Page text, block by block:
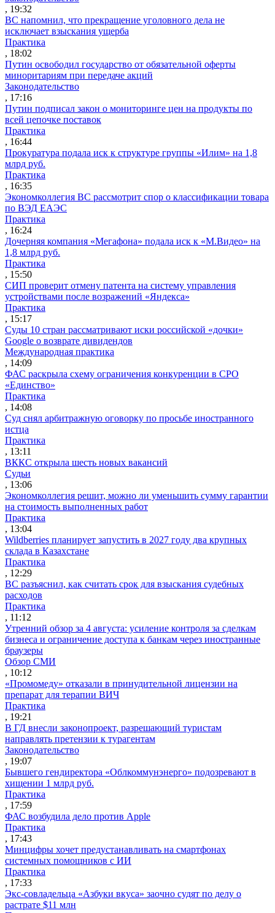
, 19:32
ВС напомнил, что прекращение уголовного дела не
исключает взыскания ущерба
Практика
, 18:02
Путин освободил государство от обязательной оферты
миноритариям при передаче акций
Законодательство
, 17:16
Путин подписал закон о мониторинге цен на продукты по
всей цепочке поставок
Практика
, 16:44
Прокуратура подала иск к структуре группы «Илим» на 1,8
млрд руб.
Практика
, 16:35
Экономколлегия ВС рассмотрит спор о классификации товара
по ВЭД ЕАЭС
Практика
, 16:24
Дочерняя компания «Мегафона» подала иск к «М.Видео» на
1,8 млрд руб.
Практика
, 15:50
СИП проверит отмену патента на систему управления
устройствами после возражений «Яндекса»
Практика
, 15:17
Суды 10 стран рассматривают иски российской «дочки»
Google о возврате дивидендов
Международная практика
, 14:09
ФАС раскрыла схему ограничения конкуренции в СРО
«Единство»
Практика
, 14:08
Суд снял арбитражную оговорку по просьбе иностранного
истца
Практика
, 13:11
ВККС открыла шесть новых вакансий
Судьи
, 13:06
Экономколлегия решит, можно ли уменьшить сумму гарантии
на стоимость выполненных работ
Практика
, 13:04
Wildberries планирует запустить в 2027 году два крупных
склада в Казахстане
Практика
, 12:29
ВС разъяснил, как считать срок для взыскания судебных
расходов
Практика
, 11:12
Утренний обзор за 4 августа: усиление контроля за сделкам
бизнеса и ограничение доступа к банкам через иностранные
браузеры
Обзор СМИ
, 10:12
«Промомеду» отказали в принудительной лицензии на
препарат для терапии ВИЧ
Практика
, 19:21
В ГД внесли законопроект, разрешающий туристам
направлять претензии к турагентам
Законодательство
, 19:07
Бывшего гендиректора «Облкоммунэнерго» подозревают в
хищении 1 млрд руб.
Практика
, 17:59
ФАС возбудила дело против Apple
Практика
, 17:43
Минцифры хочет предустанавливать на смартфонах
системных помощников с ИИ
Практика
, 17:33
Экс-совладельца «Азбуки вкуса» заочно судят по делу о
растрате $11 млн